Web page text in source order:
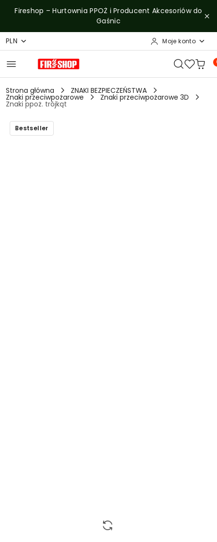
Przejdź do treści głównej
Przejdź do wyszukiwarki
Przejdź do moje konto
Przejdź do menu głównego
Przejdź do opisu produktu
Przejdź do stopki
Fireshop – Hurtownia PPOŻ i Producent Akcesoriów do
Gaśnic
PLN Moje konto
Strona główna ZNAKI BEZPIECZEŃSTWA
Znaki przeciwpożarowe Znaki przeciwpożarowe 3D
Znaki ppoż. trójkąt
Bestseller